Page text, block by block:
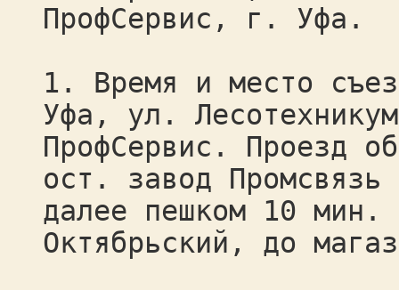
ПрофСервис, г. Уфа.
1. Время и место
Уфа, ул.
ПрофСервис. Проезд
ост. завод
далее пешком 10 мин.
Октябрьский, до